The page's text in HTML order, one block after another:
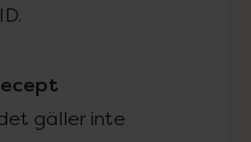
gäller inte